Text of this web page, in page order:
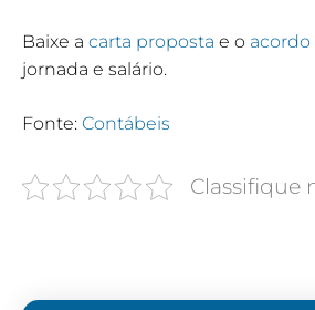
Baixe a carta proposta e o acordo
jornada e salário.
Fonte: Contábeis
Classifique